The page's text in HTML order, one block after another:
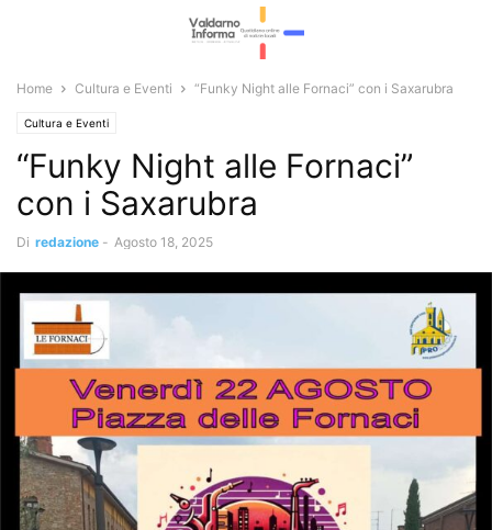
Home Cultura e Eventi “Funky Night alle Fornaci” con i Saxarubra
Cultura e Eventi
“Funky Night alle Fornaci”
con i Saxarubra
Di redazione - Agosto 18, 2025